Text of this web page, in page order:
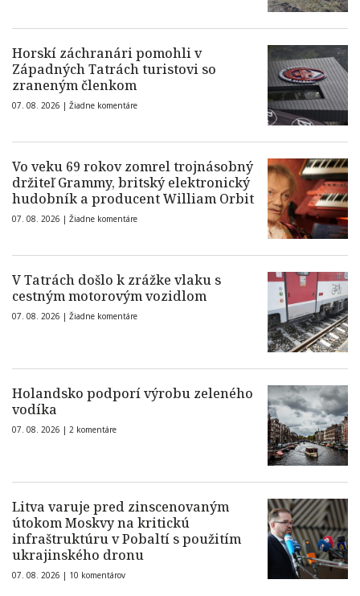
Horskí záchranári pomohli v
Západných Tatrách turistovi so
zraneným členkom
07. 08. 2026 | Žiadne komentáre
Vo veku 69 rokov zomrel trojnásobný
držiteľ Grammy, britský elektronický
hudobník a producent William Orbit
07. 08. 2026 | Žiadne komentáre
V Tatrách došlo k zrážke vlaku s
cestným motorovým vozidlom
07. 08. 2026 | Žiadne komentáre
Holandsko podporí výrobu zeleného
vodíka
07. 08. 2026 | 2 komentáre
Litva varuje pred zinscenovaným
útokom Moskvy na kritickú
infraštruktúru v Pobaltí s použitím
ukrajinského dronu
07. 08. 2026 | 10 komentárov